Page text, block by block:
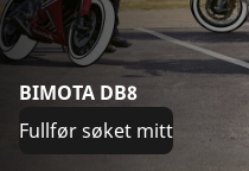
BIMOTA DB8
Fullfør søket mitt